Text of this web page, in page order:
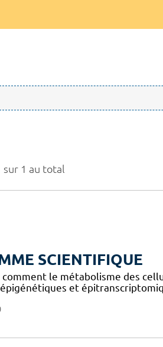
sur 1 au total
SCIENTIFIQUE
comment le métabolisme des
et